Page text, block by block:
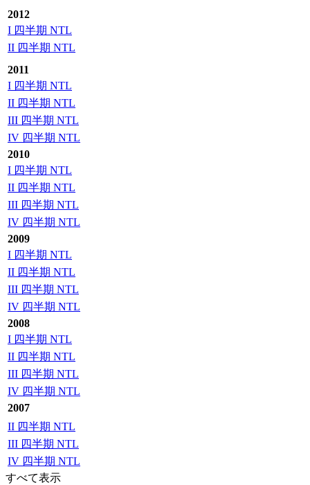
2012
I 四半期 NTL
II 四半期 NTL
2011
I 四半期 NTL
II 四半期 NTL
III 四半期 NTL
IV 四半期 NTL
2010
I 四半期 NTL
II 四半期 NTL
III 四半期 NTL
IV 四半期 NTL
2009
I 四半期 NTL
II 四半期 NTL
III 四半期 NTL
IV 四半期 NTL
2008
I 四半期 NTL
II 四半期 NTL
III 四半期 NTL
IV 四半期 NTL
2007
II 四半期 NTL
III 四半期 NTL
IV 四半期 NTL
すべて表示